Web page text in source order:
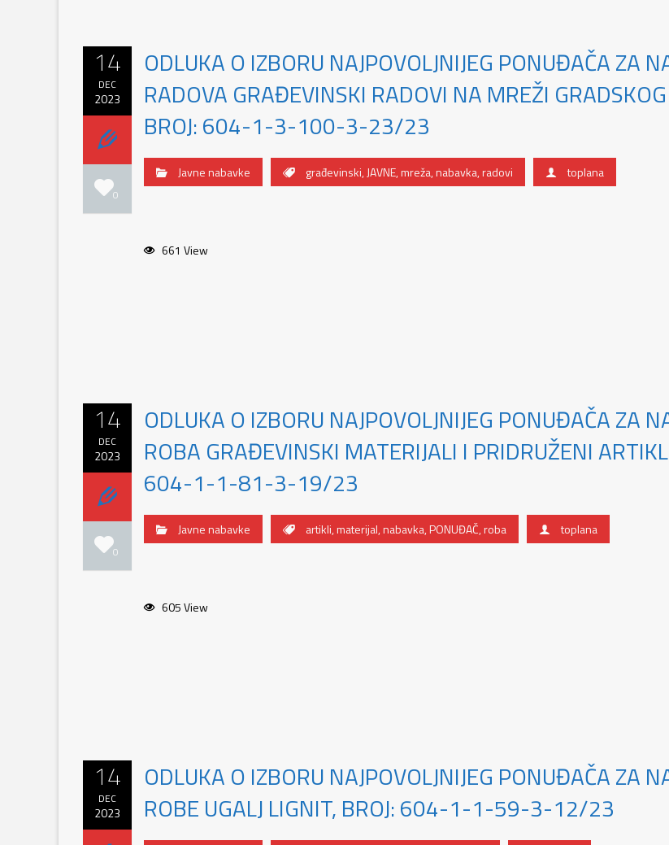
14
DEC
2023
0
ODLUKA O IZBORU NAJPOVOLJNIJEG PONUĐAČA ZA
RADOVA GRAĐEVINSKI RADOVI NA MREŽI
BROJ: 604-1-3-100-3-23/23
Javne nabavke građevinski,JAVNE,mreža,nabavka,radovi toplana
661 View
14
DEC
2023
0
ODLUKA O IZBORU NAJPOVOLJNIJEG PONUĐAČA ZA
ROBA GRAĐEVINSKI MATERIJALI I PRIDRUŽENI
604-1-1-81-3-19/23
Javne nabavke artikli,materijal,nabavka,PONUĐAČ,roba toplana
605 View
14
DEC
2023
ODLUKA O IZBORU NAJPOVOLJNIJEG PONUĐAČA ZA
ROBE UGALJ LIGNIT, BROJ: 604-1-1-59-3-12/23